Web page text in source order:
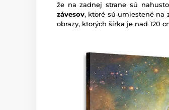
že na zadnej strane sú
závesov, ktoré sú umiestené na
obrazy, ktorých šírka je nad 120